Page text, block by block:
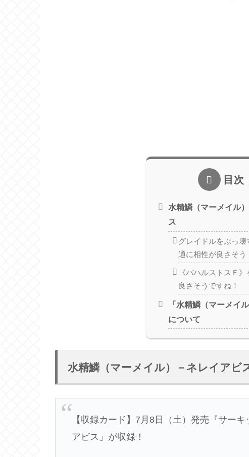
目次
水精鱗（マーメイル
ス
グレイドルをぶっ
通に相性が良さそう
《バハルストスＦ
良さそうですね！
「水精鱗（マーメイ
について
水精鱗（マーメイル）－ネレイアビ
【収録カード】7月8日（土）発売『サー
アビス」が収録！